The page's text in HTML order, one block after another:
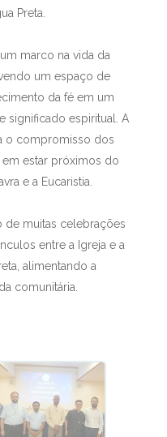
Preta.
marco na vida da
um espaço de
da fé em um
significado espiritual. A
o compromisso dos
em estar próximos do
e a Eucaristia.
de muitas celebrações
entre a Igreja e a
alimentando a
comunitária.